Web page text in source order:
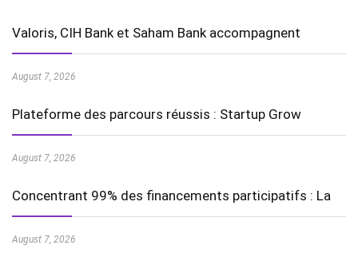
Valoris, CIH Bank et Saham Bank accompagnent
August 7, 2026
Plateforme des parcours réussis : Startup Grow
August 7, 2026
Concentrant 99% des financements participatifs : La
August 7, 2026